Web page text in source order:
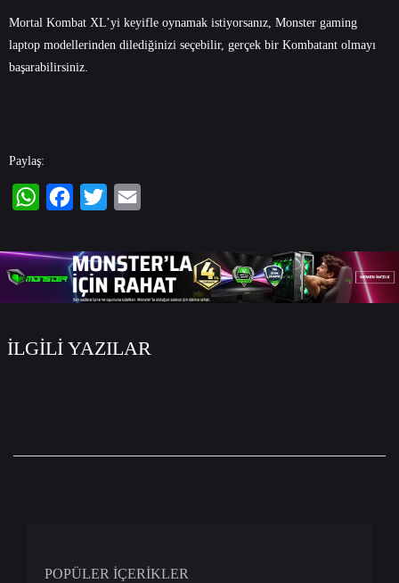
Mortal Kombat XL’yi keyifle oynamak istiyorsanız, Monster gaming
laptop modellerinden dilediğinizi seçebilir, gerçek bir Kombatant olmayı
başarabilirsiniz.
Paylaş:
İLGİLİ YAZILAR
POPÜLER İÇERİKLER